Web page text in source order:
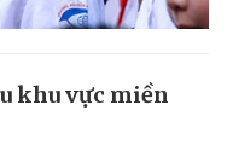
khu vực miền